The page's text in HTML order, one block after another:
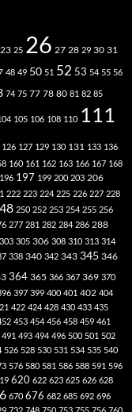
23 25 26 27 28 29 30 31
48 49 50 51 52 53 54 55 56
74 75 77 78 80 81 82 85
105 106 108 110 111
126 127 129 130 131 133 136
160 161 162 163 166 167 168
196 197 199 200 203 206
222 223 224 225 226 227 228
250 252 253 254 255 256
277 281 282 284 286 288
303 305 306 308 310 313 314
338 340 342 343 345 346
364 365 366 367 369 370
397 399 400 401 402 404
422 424 428 430 433 435
453 454 456 458 459 461
491 493 494 496 500 501 502
526 528 530 531 534 535 540
576 580 581 586 588 591 596
620 622 623 625 626 628
670 676 682 685 692 696